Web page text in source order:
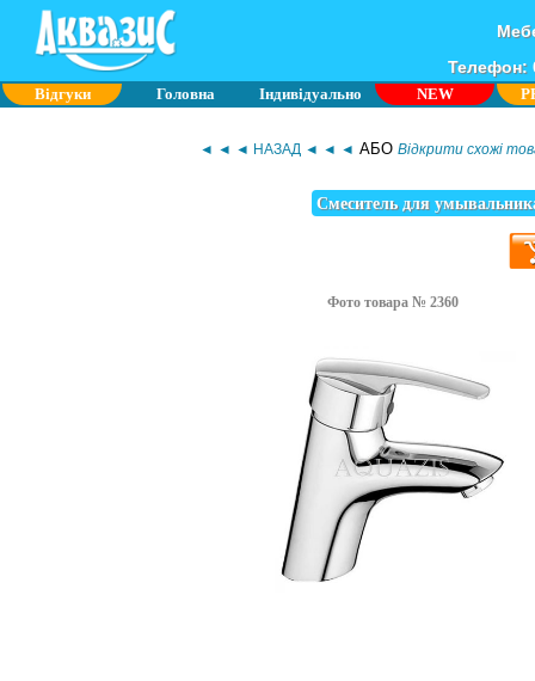
Телефон:
Відгуки Головна Індивідуально NEW
◄ ◄ ◄ НАЗАД ◄ ◄ ◄ АБОВідкрити схожі
Смеситель для
Фото товара № 2360